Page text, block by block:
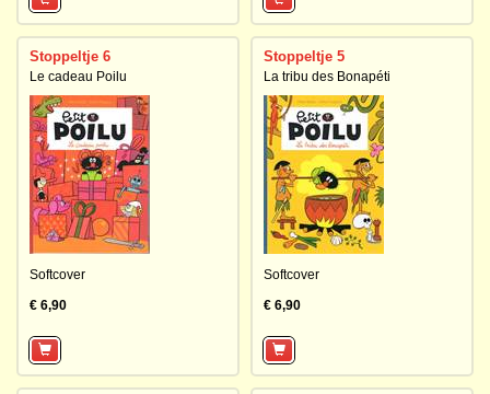
Stoppeltje 6
Le cadeau Poilu
Softcover
€ 6,90
Stoppeltje 5
La tribu des Bonapéti
Softcover
€ 6,90